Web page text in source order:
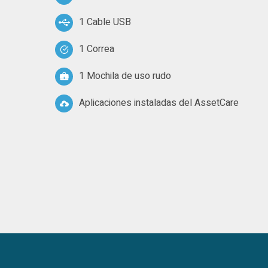
1 Cable USB
1 Correa
1 Mochila de uso rudo
Aplicaciones instaladas del AssetCare